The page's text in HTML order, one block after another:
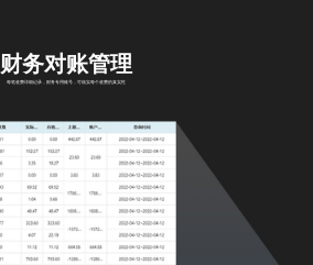
财务对账管理
每笔收费详细记录，财务专用账号，可核实每个收费的真实性